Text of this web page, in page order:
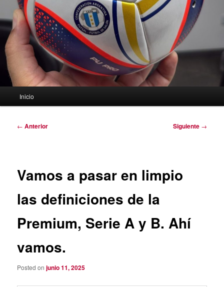
Inicio
Navegación
← Anterior Siguiente →
Vamos a pasar en limpio
las definiciones de la
Premium, Serie A y B. Ahí
vamos.
Posted onjunio 11, 2025